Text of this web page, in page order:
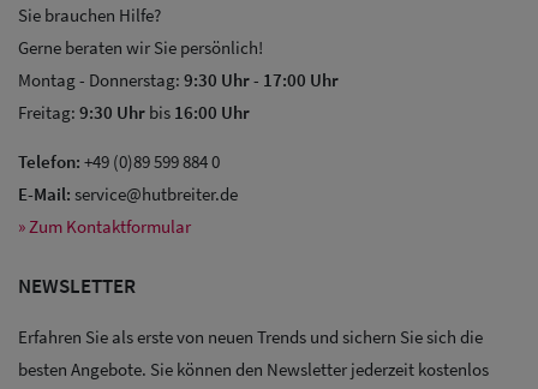
Sale: Caps
Sale:
Baseball
Caps
Sie brauchen Hilfe?
Gerne beraten wir Sie persönlich!
Montag - Donnerstag: 9:30 Uhr- 17:00 Uhr
Freitag: 9:30 Uhr bis 16:00 Uhr
Telefon: +49 (0)89 599 884 0
E-Mail: service@hutbreiter.de
» Zum Kontaktformular
NEWSLETTER
Erfahren Sie als erste von neuen Trends und sichern Sie sich die
besten Angebote. Sie können den Newsletter jederzeit kostenlos